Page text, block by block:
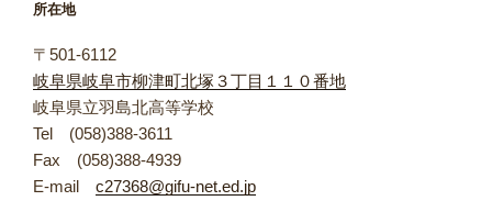
ー
所在地
〒501-6112
岐阜県岐阜市柳津町北塚３丁目１１０番地
岐阜県立羽島北高等学校
Tel (058)388-3611
Fax (058)388-4939
E-mail c27368@gifu-net.ed.jp